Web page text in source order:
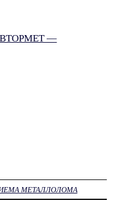
—
МЕТАЛЛОЛОМА